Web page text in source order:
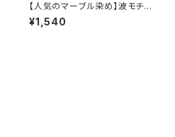
【人気のマーブル染め】波モチー
フ カードケース(ブルーパープ
ルカラー)
¥1,540